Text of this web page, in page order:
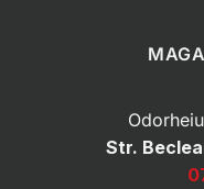
Str.